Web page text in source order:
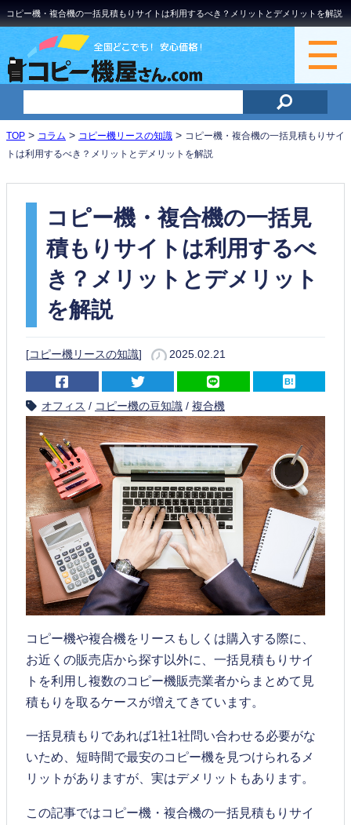
コピー機・複合機の一括見積もりサイトは利用するべき？メリットとデメリットを解説
TOP > コラム > コピー機リースの知識 > コピー機・複合機の一括見積もりサイ
トは利用するべき？メリットとデメリットを解説
コピー機・複合機の一括見
積もりサイトは利用するべ
き？メリットとデメリット
を解説
[コピー機リースの知識] 2025.02.21
オフィス / コピー機の豆知識 / 複合機
コピー機や複合機をリースもしくは購入する際に、
お近くの販売店から探す以外に、一括見積もりサイ
トを利用し複数のコピー機販売業者からまとめて見
積もりを取るケースが増えてきています。
一括見積もりであれば1社1社問い合わせる必要がな
いため、短時間で最安のコピー機を見つけられるメ
リットがありますが、実はデメリットもあります。
この記事ではコピー機・複合機の一括見積もりサイ